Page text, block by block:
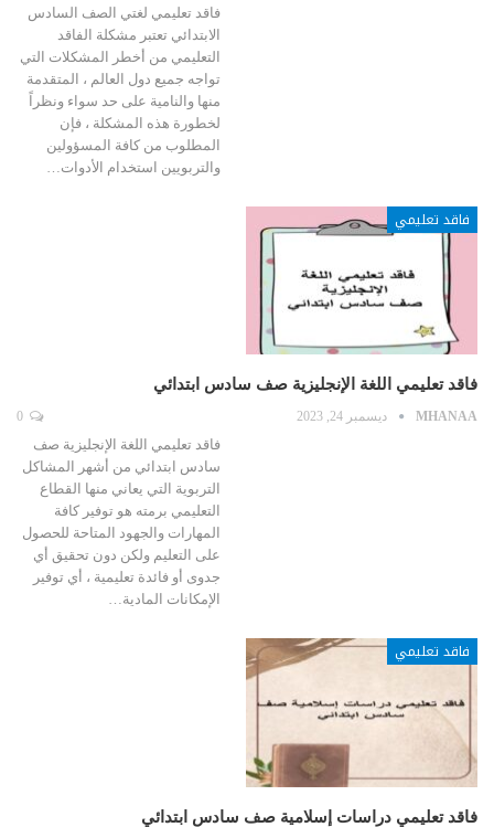
فاقد تعليمي لغتي الصف السادس
الابتدائي تعتبر مشكلة الفاقد
التعليمي من أخطر المشكلات التي
تواجه جميع دول العالم ، المتقدمة
منها والنامية على حد سواء ونظراً
لخطورة هذه المشكلة ، فإن
المطلوب من كافة المسؤولين
والتربويين استخدام الأدوات…
فاقد تعليمي
فاقد تعليمي اللغة الإنجليزية صف سادس ابتدائي
MHANAA ديسمبر 24, 2023
فاقد تعليمي اللغة الإنجليزية صف
سادس ابتدائي من أشهر المشاكل
التربوية التي يعاني منها القطاع
التعليمي برمته هو توفير كافة
المهارات والجهود المتاحة للحصول
على التعليم ولكن دون تحقيق أي
جدوى أو فائدة تعليمية ، أي توفير
الإمكانات المادية…
فاقد تعليمي
فاقد تعليمي دراسات إسلامية صف سادس ابتدائي